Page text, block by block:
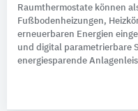
Raumthermostate können
Fußbodenheizungen,
erneuerbaren Energien
und digital parametrierbare
energiesparende